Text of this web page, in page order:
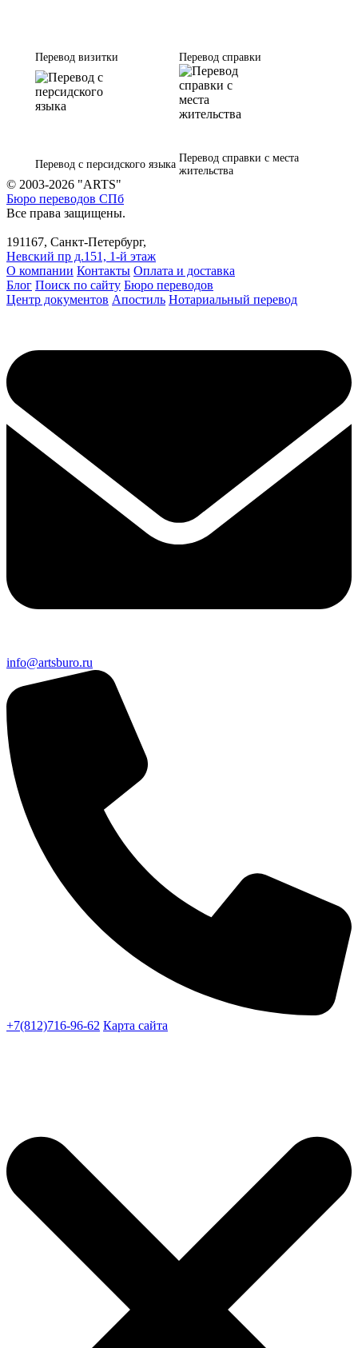
Перевод визитки Перевод справки
Перевод с персидского языка
Перевод справки с места
жительства
© 2003-2026 "ARTS"
Бюро переводов СПб
Все права защищены.
191167, Санкт-Петербург,
Невский пр д.151, 1-й этаж
О компании Контакты Оплата и доставка
Блог Поиск по сайту Бюро переводов
Центр документов Апостиль Нотариальный перевод
info@artsburo.ru
+7(812)716-96-62 Карта сайта